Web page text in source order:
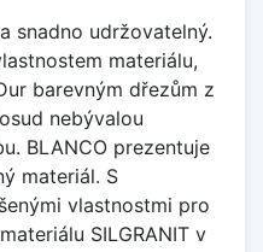
snadno udržovatelný.
materiálu,
barevným dřezům z
nebývalou
BLANCO prezentuje
materiál. S
vlastnostmi pro
SILGRANIT v